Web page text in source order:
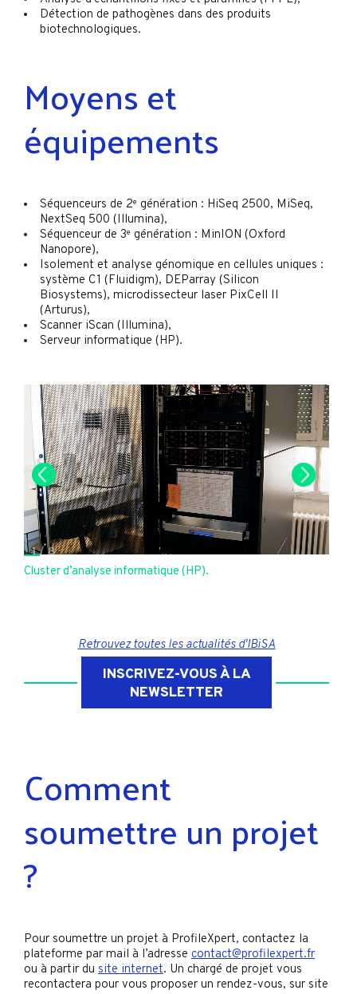
Détection de pathogènes dans des produits
biotechnologiques.
Moyens et
équipements
Séquenceurs de 2e génération : HiSeq 2500, MiSeq,
NextSeq 500 (Illumina),
Séquenceur de 3e génération : MinION (Oxford
Nanopore),
Isolement et analyse génomique en cellules uniques :
système C1 (Fluidigm), DEParray (Silicon
Biosystems), microdissecteur laser PixCell II
(Arturus),
Scanner iScan (Illumina),
Serveur informatique (HP).
1/8
Cluster d’analyse informatique (HP).
Retrouvez toutes les actualités d'IBiSA
INSCRIVEZ-VOUS À LA
NEWSLETTER
Comment
soumettre un projet
?
Pour soumettre un projet à ProfileXpert, contactez la
plateforme par mail à l’adresse contact@profilexpert.fr
ou à partir du site internet. Un chargé de projet vous
recontactera pour vous proposer un rendez-vous, sur site